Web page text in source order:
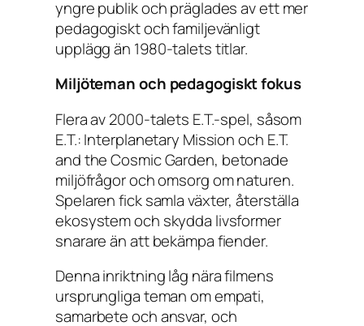
yngre publik och präglades av ett mer
pedagogiskt och familjevänligt
upplägg än 1980-talets titlar.
Miljöteman och pedagogiskt fokus
Flera av 2000-talets E.T.-spel, såsom
E.T.: Interplanetary Missionoch E.T.
and the Cosmic Garden, betonade
miljöfrågor och omsorg om naturen.
Spelaren fick samla växter, återställa
ekosystem och skydda livsformer
snarare än att bekämpa fiender.
Denna inriktning låg nära filmens
ursprungliga teman om empati,
samarbete och ansvar, och